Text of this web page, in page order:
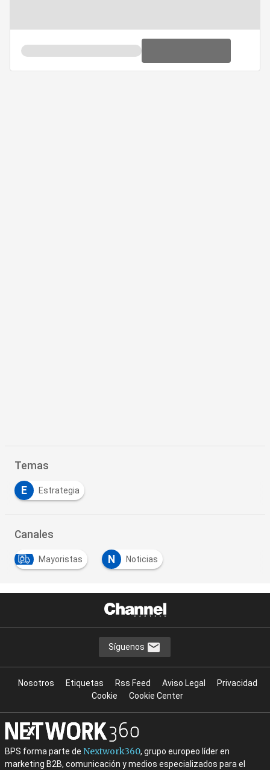
Temas
E Estrategia
Canales
Mayoristas N Noticias
Síguenos
Nosotros Etiquetas Rss Feed Aviso Legal
Privacidad
Cookie
Cookie Center
BPS forma parte de Nextwork360, grupo europeo líder en
marketing B2B, comunicación y medios especializados para el